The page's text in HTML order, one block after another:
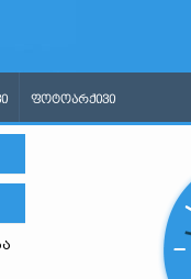
ᲤᲝᲢᲝᲐᲠᲥᲘᲕᲘ